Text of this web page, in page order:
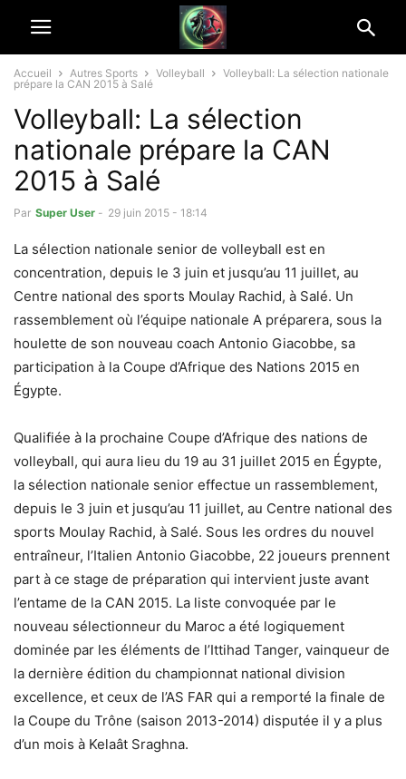
Accueil Autres Sports Volleyball
Volleyball: La sélection nationale
prépare la CAN 2015 à Salé
Volleyball: La sélection
nationale prépare la CAN
2015 à Salé
Par Super User - 29 juin 2015 - 18:14
La sélection nationale senior de volleyball est en
concentration, depuis le 3 juin et jusqu’au 11 juillet, au
Centre national des sports Moulay Rachid, à Salé. Un
rassemblement où l’équipe nationale A préparera, sous la
houlette de son nouveau coach Antonio Giacobbe, sa
participation à la Coupe d’Afrique des Nations 2015 en
Égypte.
Qualifiée à la prochaine Coupe d’Afrique des nations de
volleyball, qui aura lieu du 19 au 31 juillet 2015 en Égypte,
la sélection nationale senior effectue un rassemblement,
depuis le 3 juin et jusqu’au 11 juillet, au Centre national des
sports Moulay Rachid, à Salé. Sous les ordres du nouvel
entraîneur, l’Italien Antonio Giacobbe, 22 joueurs prennent
part à ce stage de préparation qui intervient juste avant
l’entame de la CAN 2015. La liste convoquée par le
nouveau sélectionneur du Maroc a été logiquement
dominée par les éléments de l’Ittihad Tanger, vainqueur de
la dernière édition du championnat national division
excellence, et ceux de l’AS FAR qui a remporté la finale de
la Coupe du Trône (saison 2013-2014) disputée il y a plus
d’un mois à Kelaât Sraghna.